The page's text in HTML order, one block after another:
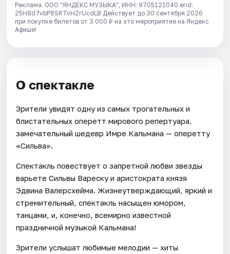
Реклама. ООО "ЯНДЕКС МУЗЫКА", ИНН: 9705121040 erid:
25H8d7vbP8SRTvHZrUcdLB Действует до 30 сентября 2026
при покупке билетов от 3 000 ₽ на это мероприятие на Яндекс
Афише!
О спектакле
Зрители увидят одну из самых трогательных и
блистательных оперетт мирового репертуара,
замечательный шедевр Имре Кальмана — оперетту
«Сильва».
Спектакль повествует о запретной любви звезды
варьете Сильвы Вареску и аристократа князя
Эдвина Валерсхейма. Жизнеутверждающий, яркий и
стремительный, спектакль насыщен юмором,
танцами, и, конечно, всемирно известной
праздничной музыкой Кальмана!
Зрители услышат любимые мелодии — хиты